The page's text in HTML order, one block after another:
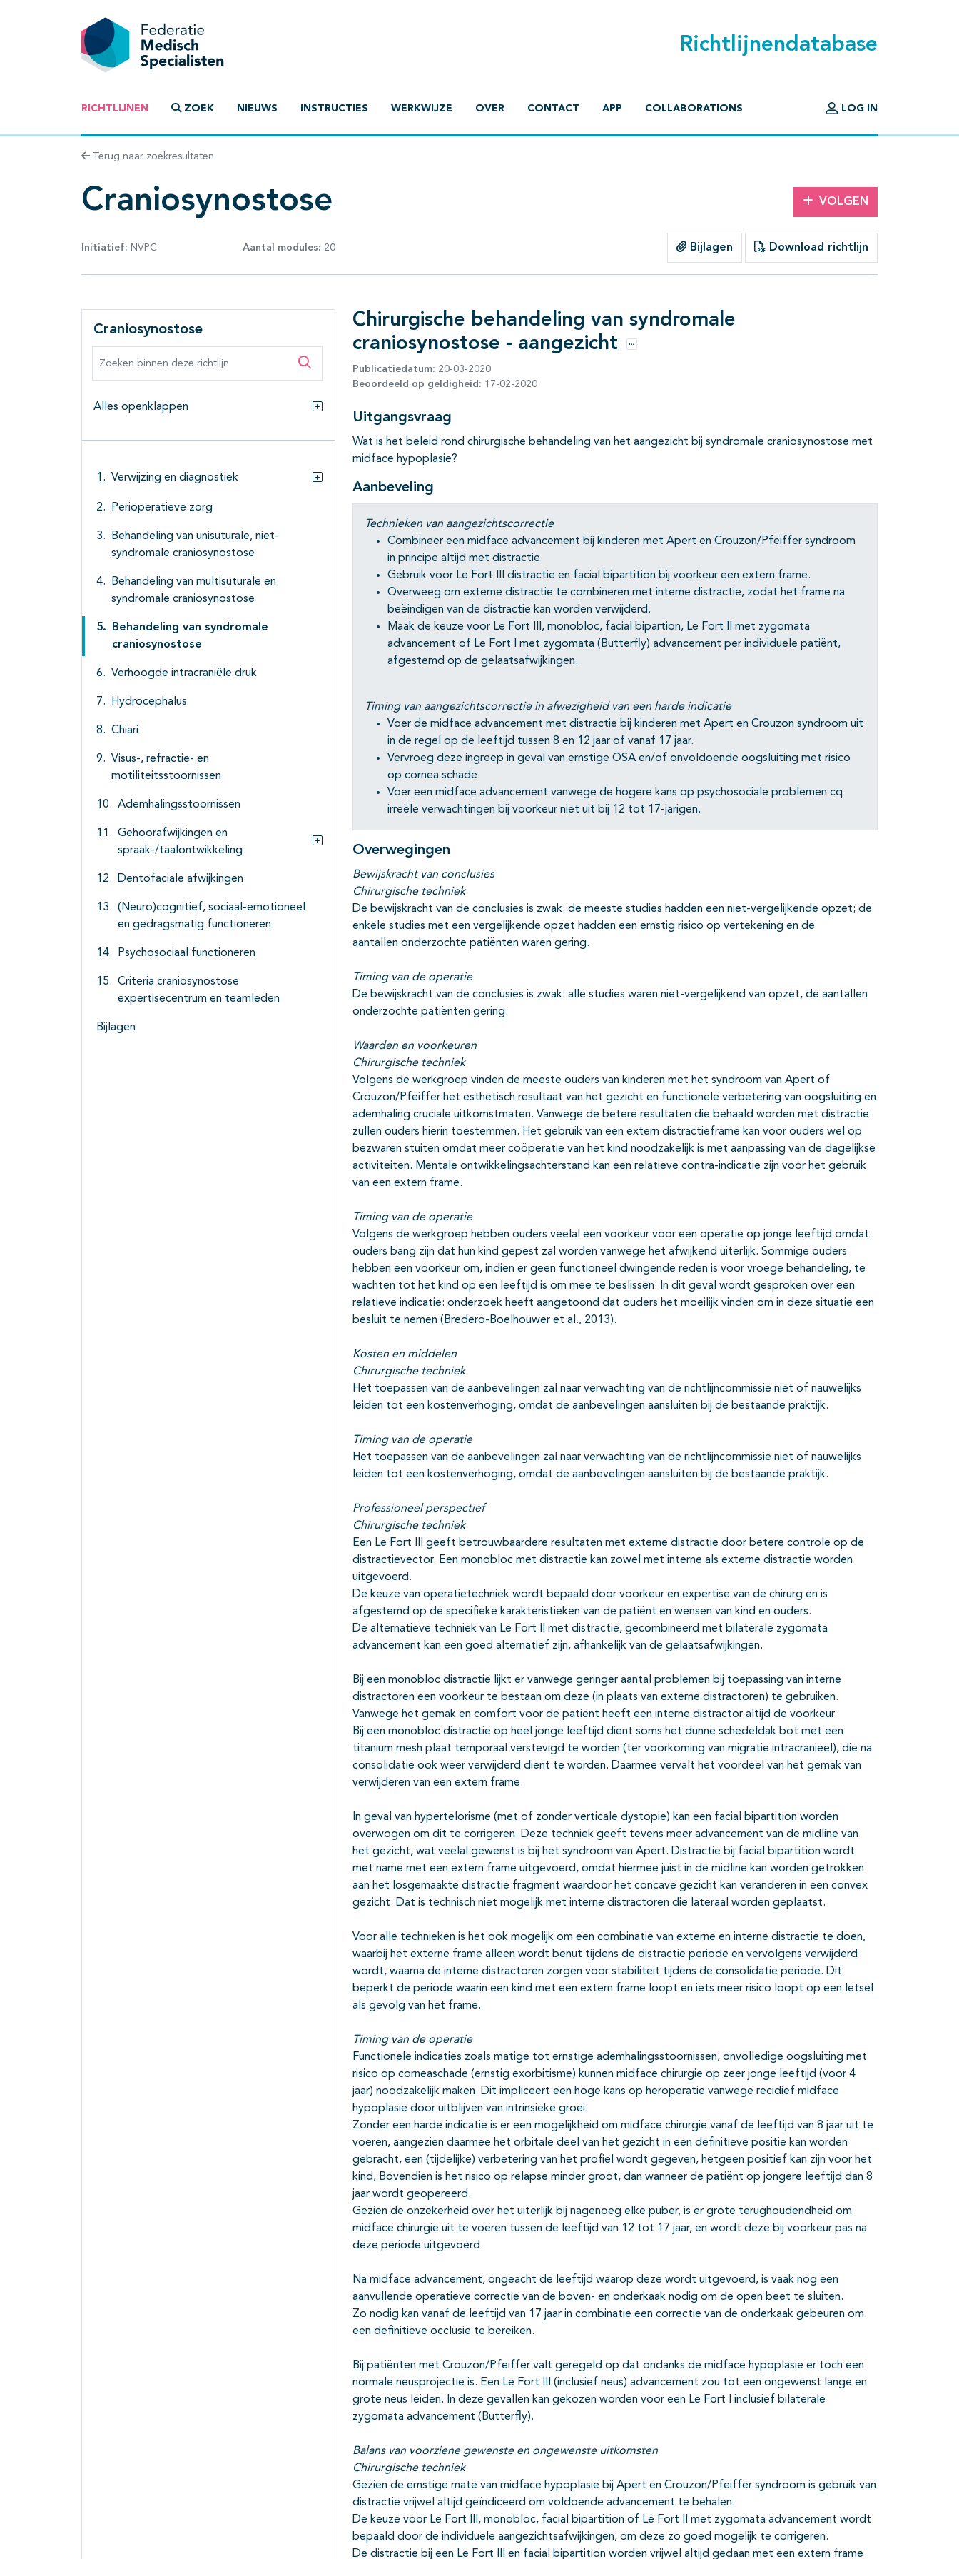
Richtlijnendatabase
RICHTLIJNEN ZOEK NIEUWS INSTRUCTIES WERKWIJZE OVER CONTACT APP COLLABORATIONS LOG IN
Terug naar zoekresultaten
Craniosynostose VOLGEN
Initiatief: NVPC Aantal modules: 20 Bijlagen Download richtlijn
Craniosynostose
Zoeken binnen deze richtlijn
Alles openklappen
Alles openklappen
Verwijzing en diagnostiek
Subpagina's open- en dichtklappen
Perioperatieve zorg
Behandeling van unisuturale, niet-
syndromale craniosynostose
Behandeling van multisuturale en
syndromale craniosynostose
Behandeling van syndromale
craniosynostose
Verhoogde intracraniёle druk
Hydrocephalus
Chiari
Visus-, refractie- en
motiliteitsstoornissen
Ademhalingsstoornissen
Gehoorafwijkingen en
spraak-/taalontwikkeling
Subpagina's open- en dichtklappen
Dentofaciale afwijkingen
(Neuro)cognitief, sociaal-emotioneel
en gedragsmatig functioneren
Psychosociaal functioneren
Criteria craniosynostose
expertisecentrum en teamleden
Bijlagen
Chirurgische behandeling van syndromale
craniosynostose - aangezicht
Opties
Publicatiedatum: 20-03-2020
Beoordeeld op geldigheid: 17-02-2020
Uitgangsvraag
Wat is het beleid rond chirurgische behandeling van het aangezicht bij syndromale craniosynostose met
midface hypoplasie?
Aanbeveling
Technieken van aangezichtscorrectie
Combineer een midface advancement bij kinderen met Apert en Crouzon/Pfeiffer syndroom
in principe altijd met distractie.
Gebruik voor Le Fort III distractie en facial bipartition bij voorkeur een extern frame.
Overweeg om externe distractie te combineren met interne distractie, zodat het frame na
beëindigen van de distractie kan worden verwijderd.
Maak de keuze voor Le Fort III, monobloc, facial bipartion, Le Fort II met zygomata
advancement of Le Fort I met zygomata (Butterfly) advancement per individuele patiënt,
afgestemd op de gelaatsafwijkingen.
Timing van aangezichtscorrectie in afwezigheid van een harde indicatie
Voer de midface advancement met distractie bij kinderen met Apert en Crouzon syndroom uit
in de regel op de leeftijd tussen 8 en 12 jaar of vanaf 17 jaar.
Vervroeg deze ingreep in geval van ernstige OSA en/of onvoldoende oogsluiting met risico
op cornea schade.
Voer een midface advancement vanwege de hogere kans op psychosociale problemen cq
irreële verwachtingen bij voorkeur niet uit bij 12 tot 17-jarigen.
Overwegingen
Bewijskracht van conclusies
Chirurgische techniek
De bewijskracht van de conclusies is zwak: de meeste studies hadden een niet-vergelijkende opzet; de
enkele studies met een vergelijkende opzet hadden een ernstig risico op vertekening en de
aantallen onderzochte patiënten waren gering.
Timing van de operatie
De bewijskracht van de conclusies is zwak: alle studies waren niet-vergelijkend van opzet, de aantallen
onderzochte patiënten gering.
Waarden en voorkeuren
Chirurgische techniek
Volgens de werkgroep vinden de meeste ouders van kinderen met het syndroom van Apert of
Crouzon/Pfeiffer het esthetisch resultaat van het gezicht en functionele verbetering van oogsluiting en
ademhaling cruciale uitkomstmaten. Vanwege de betere resultaten die behaald worden met distractie
zullen ouders hierin toestemmen. Het gebruik van een extern distractieframe kan voor ouders wel op
bezwaren stuiten omdat meer coöperatie van het kind noodzakelijk is met aanpassing van de dagelijkse
activiteiten. Mentale ontwikkelingsachterstand kan een relatieve contra-indicatie zijn voor het gebruik
van een extern frame.
Timing van de operatie
Volgens de werkgroep hebben ouders veelal een voorkeur voor een operatie op jonge leeftijd omdat
ouders bang zijn dat hun kind gepest zal worden vanwege het afwijkend uiterlijk. Sommige ouders
hebben een voorkeur om, indien er geen functioneel dwingende reden is voor vroege behandeling, te
wachten tot het kind op een leeftijd is om mee te beslissen. In dit geval wordt gesproken over een
relatieve indicatie: onderzoek heeft aangetoond dat ouders het moeilijk vinden om in deze situatie een
besluit te nemen (Bredero-Boelhouwer et al., 2013).
Kosten en middelen
Chirurgische techniek
Het toepassen van de aanbevelingen zal naar verwachting van de richtlijncommissie niet of nauwelijks
leiden tot een kostenverhoging, omdat de aanbevelingen aansluiten bij de bestaande praktijk.
Timing van de operatie
Het toepassen van de aanbevelingen zal naar verwachting van de richtlijncommissie niet of nauwelijks
leiden tot een kostenverhoging, omdat de aanbevelingen aansluiten bij de bestaande praktijk.
Professioneel perspectief
Chirurgische techniek
Een Le Fort III geeft betrouwbaardere resultaten met externe distractie door betere controle op de
distractievector. Een monobloc met distractie kan zowel met interne als externe distractie worden
uitgevoerd.
De keuze van operatietechniek wordt bepaald door voorkeur en expertise van de chirurg en is
afgestemd op de specifieke karakteristieken van de patiënt en wensen van kind en ouders.
De alternatieve techniek van Le Fort II met distractie, gecombineerd met bilaterale zygomata
advancement kan een goed alternatief zijn, afhankelijk van de gelaatsafwijkingen.
Bij een monobloc distractie lijkt er vanwege geringer aantal problemen bij toepassing van interne
distractoren een voorkeur te bestaan om deze (in plaats van externe distractoren) te gebruiken.
Vanwege het gemak en comfort voor de patiënt heeft een interne distractor altijd de voorkeur.
Bij een monobloc distractie op heel jonge leeftijd dient soms het dunne schedeldak bot met een
titanium mesh plaat temporaal verstevigd te worden (ter voorkoming van migratie intracranieel), die na
consolidatie ook weer verwijderd dient te worden. Daarmee vervalt het voordeel van het gemak van
verwijderen van een extern frame.
In geval van hypertelorisme (met of zonder verticale dystopie) kan een facial bipartition worden
overwogen om dit te corrigeren. Deze techniek geeft tevens meer advancement van de midline van
het gezicht, wat veelal gewenst is bij het syndroom van Apert. Distractie bij facial bipartition wordt
met name met een extern frame uitgevoerd, omdat hiermee juist in de midline kan worden getrokken
aan het losgemaakte distractie fragment waardoor het concave gezicht kan veranderen in een convex
gezicht. Dat is technisch niet mogelijk met interne distractoren die lateraal worden geplaatst.
Voor alle technieken is het ook mogelijk om een combinatie van externe en interne distractie te doen,
waarbij het externe frame alleen wordt benut tijdens de distractie periode en vervolgens verwijderd
wordt, waarna de interne distractoren zorgen voor stabiliteit tijdens de consolidatie periode. Dit
beperkt de periode waarin een kind met een extern frame loopt en iets meer risico loopt op een letsel
als gevolg van het frame.
Timing van de operatie
Functionele indicaties zoals matige tot ernstige ademhalingsstoornissen, onvolledige oogsluiting met
risico op corneaschade (ernstig exorbitisme) kunnen midface chirurgie op zeer jonge leeftijd (voor 4
jaar) noodzakelijk maken. Dit impliceert een hoge kans op heroperatie vanwege recidief midface
hypoplasie door uitblijven van intrinsieke groei.
Zonder een harde indicatie is er een mogelijkheid om midface chirurgie vanaf de leeftijd van 8 jaar uit te
voeren, aangezien daarmee het orbitale deel van het gezicht in een definitieve positie kan worden
gebracht, een (tijdelijke) verbetering van het profiel wordt gegeven, hetgeen positief kan zijn voor het
kind, Bovendien is het risico op relapse minder groot, dan wanneer de patiënt op jongere leeftijd dan 8
jaar wordt geopereerd.
Gezien de onzekerheid over het uiterlijk bij nagenoeg elke puber, is er grote terughoudendheid om
midface chirurgie uit te voeren tussen de leeftijd van 12 tot 17 jaar, en wordt deze bij voorkeur pas na
deze periode uitgevoerd.
Na midface advancement, ongeacht de leeftijd waarop deze wordt uitgevoerd, is vaak nog een
aanvullende operatieve correctie van de boven- en onderkaak nodig om de open beet te sluiten.
Zo nodig kan vanaf de leeftijd van 17 jaar in combinatie een correctie van de onderkaak gebeuren om
een definitieve occlusie te bereiken.
Bij patiënten met Crouzon/Pfeiffer valt geregeld op dat ondanks de midface hypoplasie er toch een
normale neusprojectie is. Een Le Fort III (inclusief neus) advancement zou tot een ongewenst lange en
grote neus leiden. In deze gevallen kan gekozen worden voor een Le Fort I inclusief bilaterale
zygomata advancement (Butterfly).
Balans van voorziene gewenste en ongewenste uitkomsten
Chirurgische techniek
Gezien de ernstige mate van midface hypoplasie bij Apert en Crouzon/Pfeiffer syndroom is gebruik van
distractie vrijwel altijd geïndiceerd om voldoende advancement te behalen.
De keuze voor Le Fort III, monobloc, facial bipartition of Le Fort II met zygomata advancement wordt
bepaald door de individuele aangezichtsafwijkingen, om deze zo goed mogelijk te corrigeren.
De distractie bij een Le Fort III en facial bipartition worden vrijwel altijd gedaan met een extern frame